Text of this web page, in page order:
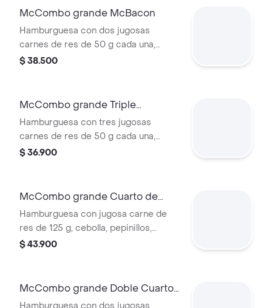
Mac™, en pan dorado con ajonjolí.
Acompañada de papas fritas grandes
y bebida grande a elección.
McCombo grande McBacon
Hamburguesa con dos jugosas
carnes de res de 50 g cada una,
tocineta ahumada, cebolla, queso
Acompañada de papas fritas grandes
y bebida grande a elección.
$ 38.500
McCombo grande Triple
Hamburguesa con Queso
Hamburguesa con tres jugosas
carnes de res de 50 g cada una,
doble queso cheddar cremoso,
Acompañada de papas fritas grandes
y bebida grande a elección.
$ 36.900
McCombo grande Cuarto de
Libra con Queso
Hamburguesa con jugosa carne de
res de 125 g, cebolla, pepinillos,
queso cheddar cremoso, salsa de
grandes y bebida grande a elección.
$ 43.900
McCombo grande Doble Cuarto
de Libra con Queso